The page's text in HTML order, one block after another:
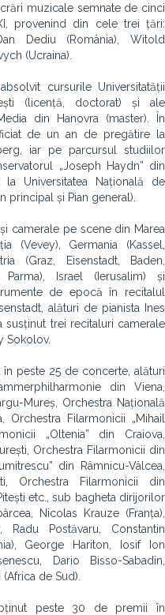
muzicale semnate de cinci
provenind din cele trei țări:
Dediu (România), Witold
(Ucraina).
cursurile Universitatății
(licență, doctorat) și ale
din Hanovra (master). În
de un an de pregătire la
iar pe parcursul studiilor
„Joseph Haydn” din
Universitatea Națională de
principal și Pian general).
camerale pe scene din Marea
(Vevey), Germania (Kassel,
(Graz, Eisenstadt, Baden,
Parma), Israel (Ierusalim) și
de epocă în recitalul
alături de pianista Ines
susținut trei recitaluri camerale
Sokolov.
peste 25 de concerte, alături
din Viena,
Mureș, Orchestra Națională
Filarmonicii „Mihail
„Oltenia” din Craiova,
Orchestra Filarmonicii din
din Râmnicu-Vâlcea,
Orchestra Filarmonicii din
etc., sub bagheta dirijorilor
Nicolas Krauze (Franța),
Radu Postăvaru, Constantin
George Hariton, Iosif Ion
Dario Bisso-Sabadin,
de Sud).
peste 30 de premii în